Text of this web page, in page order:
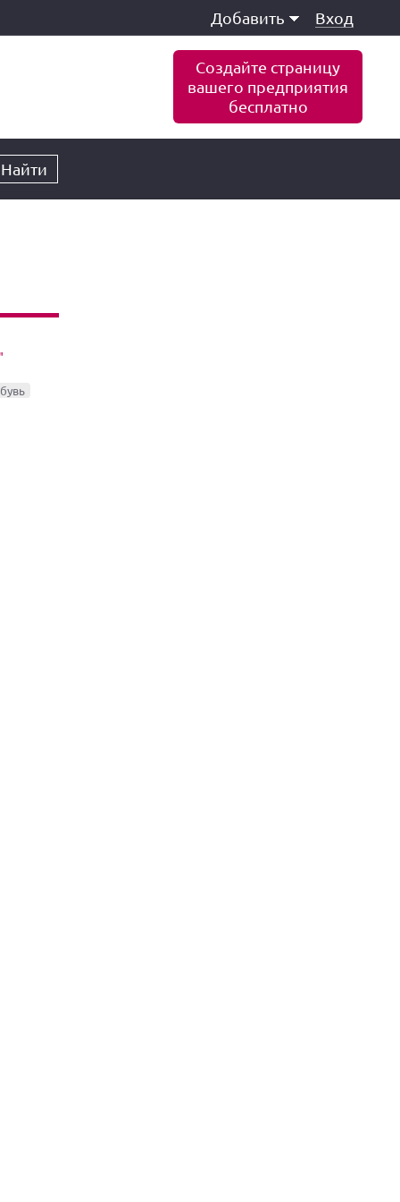
Добавить Вход
Создайте страницу
вашего предприятия
бесплатно
Найти